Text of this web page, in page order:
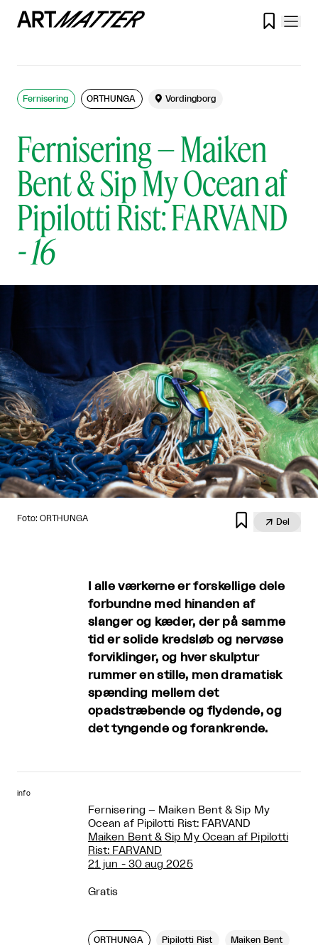

Fernisering – Maiken
Bent & Sip My Ocean af
Pipilotti Rist: FARVAND
-16
Fernisering ORTHUNGA  Vordingborg
Foto: ORTHUNGA   Del
I alle værkerne er forskellige dele
forbundne med hinanden af
slanger og kæder, der på samme
tid er solide kredsløb og nervøse
forviklinger, og hver skulptur
rummer en stille, men dramatisk
spænding mellem det
opadstræbende og flydende, og
det tyngende og forankrende.
info
Fernisering – Maiken Bent & Sip My
Ocean af Pipilotti Rist: FARVAND
Maiken Bent & Sip My Ocean af Pipilotti
Rist: FARVAND
21 jun - 30 aug 2025
Gratis
ORTHUNGA Pipilotti Rist Maiken Bent